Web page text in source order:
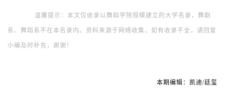
温馨提示： 本文仅收录以舞蹈学院规模建立的大学名录，舞剧
系、舞蹈系不在本名录内。 资料来源于网络收集，如有收录不全， 请回复
小编及时补充，谢谢！
本期编辑：凯迪/廷玺